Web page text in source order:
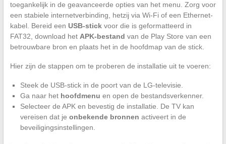
toegankelijk in de geavanceerde opties van het menu. Zorg voor
een stabiele internetverbinding, hetzij via Wi-Fi of een Ethernet-
kabel. Bereid een USB-stickvoor die is geformatteerd in
FAT32, download het APK-bestand van de Play Store van een
betrouwbare bron en plaats het in de hoofdmap van de stick.
Hier zijn de stappen om te proberen de installatie uit te voeren:
Steek de USB-stick in de poort van de LG-televisie.
Ga naar het hoofdmenu en open de bestandsverkenner.
Selecteer de APK en bevestig de installatie. De TV kan
vereisen dat je onbekende bronnen activeert in de
beveiligingsinstellingen.